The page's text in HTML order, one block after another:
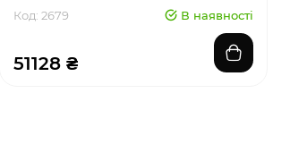
Код: 2679 В наявності
51128 ₴